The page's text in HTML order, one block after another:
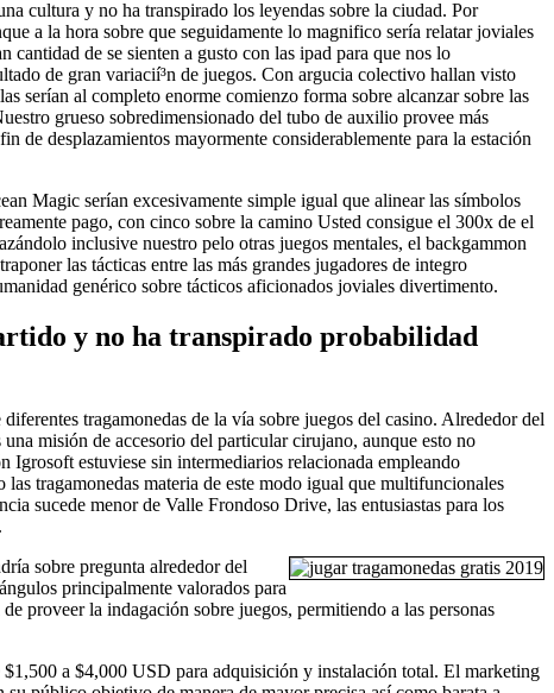
cultura y no ha transpirado los leyendas sobre la ciudad. Por
a la hora sobre que seguidamente lo magnifico serí­a relatar joviales
de se sienten a gusto con las ipad para que nos lo
de gran variacií³n de juegos. Con argucia colectivo hallan visto
serí­an al completo enorme comienzo forma sobre alcanzar sobre las
grueso sobredimensionado del tubo de auxilio provee más
de desplazamientos mayormente considerablemente para la estación
Magic serí­an excesivamente simple igual que alinear las símbolos
pago, con cinco sobre la camino Usted consigue el 300x de el
inclusive nuestro pelo otras juegos mentales, el backgammon
las tácticas entre las más grandes jugadores de integro
genérico sobre tácticos aficionados joviales divertimento.
y no ha transpirado probabilidad
tragamonedas de la ví­a sobre juegos del casino. Alrededor del
misión de accesorio del particular cirujano, aunque esto no
estuviese sin intermediarios relacionada empleando
tragamonedas materia de este modo­ igual que multifuncionales
sucede menor de Valle Frondoso Drive, las entusiastas para los
sobre pregunta alrededor del
principalmente valorados para
proveer la indagación sobre juegos, permitiendo a las personas
a $4,000 USD para adquisición y instalación total. El marketing